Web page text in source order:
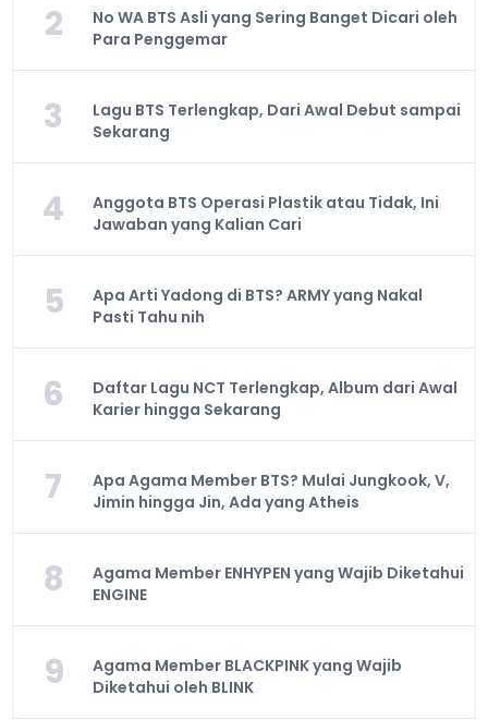
2
No WA BTS Asli yang Sering Banget Dicari oleh
Para Penggemar
3
Lagu BTS Terlengkap, Dari Awal Debut sampai
Sekarang
4
Anggota BTS Operasi Plastik atau Tidak, Ini
Jawaban yang Kalian Cari
5
Apa Arti Yadong di BTS? ARMY yang Nakal
Pasti Tahu nih
6
Daftar Lagu NCT Terlengkap, Album dari Awal
Karier hingga Sekarang
7
Apa Agama Member BTS? Mulai Jungkook, V,
Jimin hingga Jin, Ada yang Atheis
8
Agama Member ENHYPEN yang Wajib Diketahui
ENGINE
9
Agama Member BLACKPINK yang Wajib
Diketahui oleh BLINK